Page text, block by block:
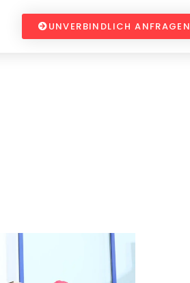
UNVERBINDLICH ANFRAGEN